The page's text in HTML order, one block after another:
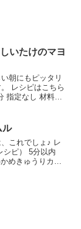
いたけのマヨ
朝にもピッタリ
レシピはこちら
指定なし 材料し
ル
これでしょ♪ レ
シピ） 5分以内
めきゅうりカニ